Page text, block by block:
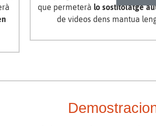
que permeterà lo sostitolatge
de videos dens mantua